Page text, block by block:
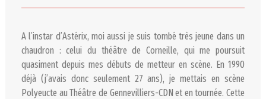
A l’instar d’Astérix, moi aussi je suis tombé très jeune dans un
chaudron : celui du théâtre de Corneille, qui me poursuit
quasiment depuis mes débuts de metteur en scène. En 1990
déjà (j’avais donc seulement 27 ans), je mettais en scène
Polyeucte au Théâtre de Gennevilliers-CDN et en tournée. Cette